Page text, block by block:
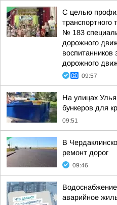
С целью
транспортного
№ 183
дорожного
дорожного
09:57
На улицах
бункеров для
09:51
В
ремонт дорог
09:46
аварийное